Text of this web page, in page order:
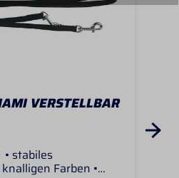
VERSTELLBAR
stabiles
Farben •